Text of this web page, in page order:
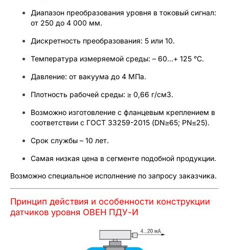
Диапазон преобразования уровня в токовый сигнал:
от 250 до 4 000 мм.
Дискретность преобразования: 5 или 10.
Температура измеряемой среды: – 60…+ 125 °C.
Давление: от вакуума до 4 MПa.
Плотность рабочей среды: ≥ 0,66 г/см3.
Возможно изготовление с фланцевым креплением в
соответствии с ГОСТ 33259-2015 (DN≥65; PN≤25).
Срок службы – 10 лет.
Самая низкая цена в сегменте подобной продукции.
Возможно специальное исполнение по запросу заказчика.
Принцип действия и особенности конструкции
датчиков уровня ОВЕН ПДУ-И